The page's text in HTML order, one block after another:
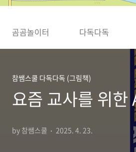
곰곰놀이터 다독다독
참쌤스쿨 다독다독 (그림책)
요즘 교사를 위
by 참쌤스쿨 2025. 4. 23.